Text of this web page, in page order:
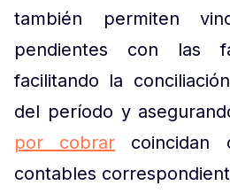
también permiten
pendientes con las
facilitando la
del período y
por cobrar coincidan
contables